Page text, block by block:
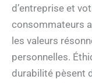
d’entreprise et
consommateurs
les valeurs
personnelles.
durabilité pèsent